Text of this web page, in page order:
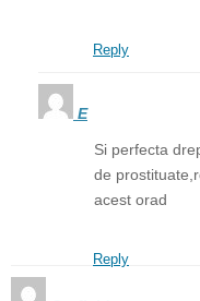
Reply
E
Si perfecta
de
acest orad
Reply